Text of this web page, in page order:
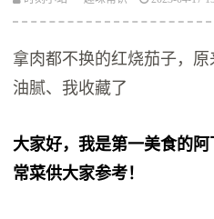
拿肉都不换的红烧茄子，
油腻、我收藏了
大家好，我是第一美食的
常菜供大家参考！